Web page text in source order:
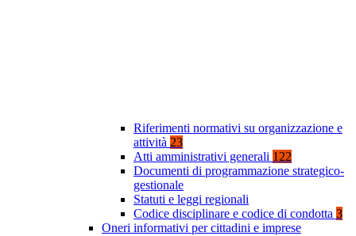
Riferimenti normativi su organizzazione e
attività 23
Atti amministrativi generali 122
Documenti di programmazione strategico-
gestionale
Statuti e leggi regionali
Codice disciplinare e codice di condotta 3
Oneri informativi per cittadini e imprese